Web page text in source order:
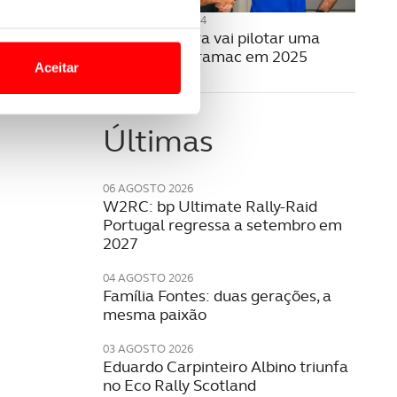
lhe proporcionar
sua experiência de
Aceitar
05 SETEMBRO 2024
Miguel Oliveira vai pilotar uma
Yamaha da Pramac em 2025
Últimas
06 AGOSTO 2026
W2RC: bp Ultimate Rally-Raid
Portugal regressa a setembro em
2027
04 AGOSTO 2026
Família Fontes: duas gerações, a
mesma paixão
03 AGOSTO 2026
Eduardo Carpinteiro Albino triunfa
no Eco Rally Scotland